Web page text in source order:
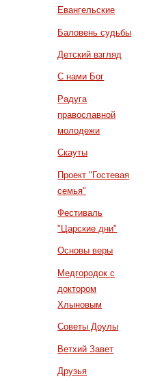
Евангельские
Баловень судьбы
Детский взгляд
С нами Бог
Радуга
православной
молодежи
Скауты
Проект "Гостевая
семья"
Фестиваль
"Царские дни"
Основы веры
Медгородок с
доктором
Хлыновым
Советы Доулы
Ветхий Завет
Друзья